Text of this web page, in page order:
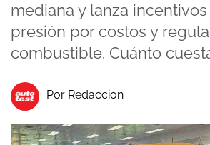
mediana y lanza
presión por costos y
combustible. Cuánto
Por Redaccion